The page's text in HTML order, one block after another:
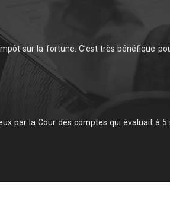
sur la fortune. C’est très bénéfique
par la Cour des comptes qui évaluait à 5